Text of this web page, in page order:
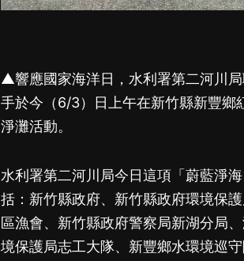
▲響應國家海洋日，水利署第二河川
手於今（6/3）日上午在新竹縣新豐鄉
淨灘活動。
水利署第二河川局今日這項「蔚藍淨
括：新竹縣政府、新竹縣政府環境保
區漁會、新竹縣政府警察局新湖分局
境保護局志工大隊、新豐鄉水環境巡